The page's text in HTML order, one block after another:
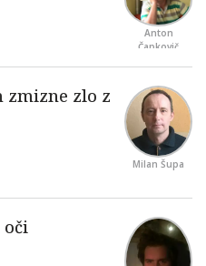
Anton
Čapkovič
Milan Šupa